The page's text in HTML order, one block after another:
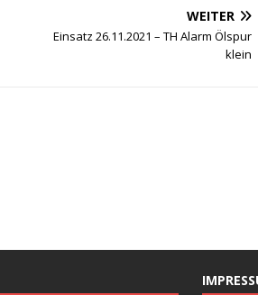
WEITER
Einsatz 26.11.2021 – TH Alarm Ölspur
klein